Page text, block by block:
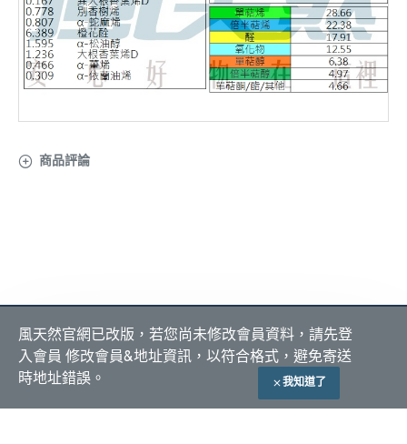
加入購物車
商品評論
隱私政策
購物須知
我的帳號
貨到付款
ATM 匯款
我知道了
風天然官網已改版，若您尚未修改會員資料，請先登
入會員 修改會員&地址資訊，以符合格式，避免寄送
時地址錯誤。